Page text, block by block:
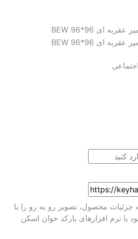
محصول، تصویر رو به رو را با
یا نرم افزارهای بارکد خوان اسکن